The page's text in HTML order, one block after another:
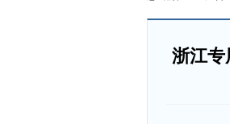
浙江专